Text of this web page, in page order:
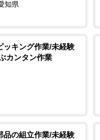
知県
ッキング作業/未経験
カンタン作業
品の組立作業/未経験